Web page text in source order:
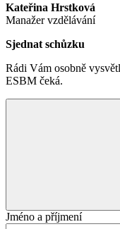
Kateřina Hrstková
Manažer vzdělávání
Sjednat schůzku
Rádi Vám osobně
ESBM čeká.
Jméno a příjmení